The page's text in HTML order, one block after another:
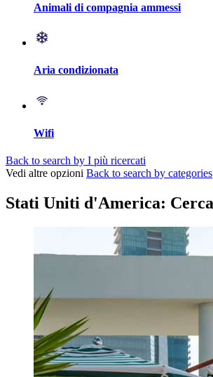
Animali di compagnia ammessi
Aria condizionata
Wifi
Back to search by I più ricercati
Vedi altre opzioni Back to search by categories
Stati Uniti d'America: